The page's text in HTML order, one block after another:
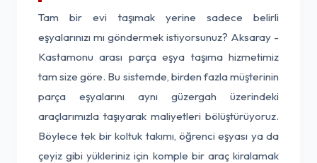
Tam bir evi taşımak yerine sadece belirli
eşyalarınızı mı göndermek istiyorsunuz? Aksaray -
Kastamonu arası parça eşya taşıma hizmetimiz
tam size göre. Bu sistemde, birden fazla müşterinin
parça eşyalarını aynı güzergah üzerindeki
araçlarımızla taşıyarak maliyetleri bölüştürüyoruz.
Böylece tek bir koltuk takımı, öğrenci eşyası ya da
çeyiz gibi yükleriniz için komple bir araç kiralamak